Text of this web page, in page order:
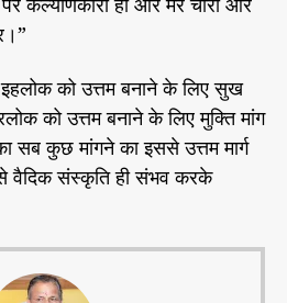
को उत्तम बनाने के लिए सुख
को उत्तम बनाने के लिए मुक्ति मांग
सब कुछ मांगने का इससे उत्तम मार्ग
वैदिक संस्कृति ही संभव करके